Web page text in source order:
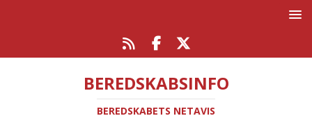
BEREDSKABSINFO
BEREDSKABETS NETAVIS